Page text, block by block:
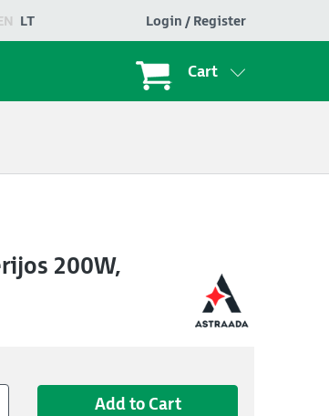
LT Login / Register
Cart
200W,
Add to Cart